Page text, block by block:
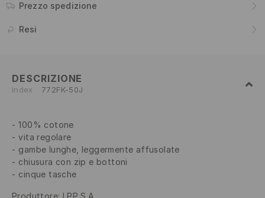
Prezzo spedizione
Resi
DESCRIZIONE
Index 772FK-50J
100% cotone
vita regolare
gambe lunghe, leggermente affusolate
chiusura con zip e bottoni
cinque tasche